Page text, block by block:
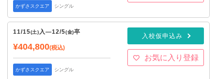
かずさスクエア シングル
11/15(土)入—12/5(金)卒
¥404,800(税込)
かずさスクエア シングル
入校仮申込み
お気に入り登録